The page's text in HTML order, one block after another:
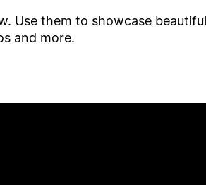
Use them to showcase
and more.